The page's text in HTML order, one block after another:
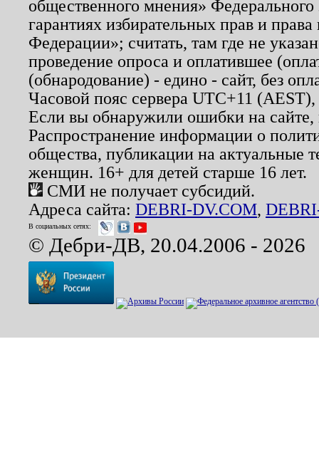
общественного мнения»
гарантиях избирательных прав и
Федерации»; считать, там где не
проведение опроса и оплатившее
(обнародование) - едино - сайт, без
Часовой пояс сервера UTC+11
Если вы обнаружили ошибки на
Распространение информации о
общества, публикации на актуальные
женщин. 16+ для детей старше 16 лет.
СМИ не получает субсидий.
Адреса сайта: DEBRI-DV.COM,
В социальных сетях:
© Дебри-ДВ, 20.04.2006 - 2026